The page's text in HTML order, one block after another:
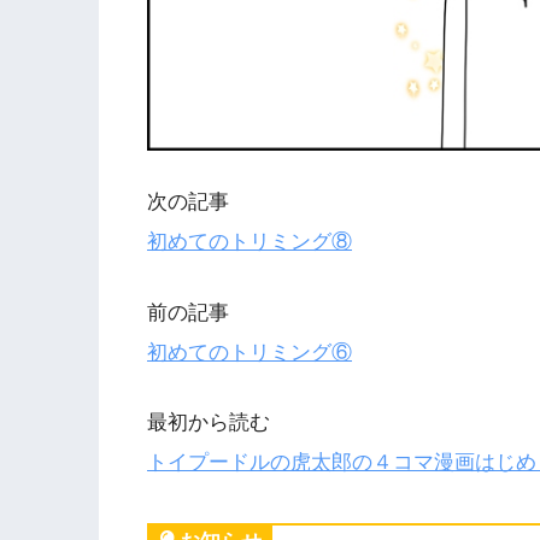
次の記事
初めてのトリミング⑧
前の記事
初めてのトリミング⑥
最初から読む
トイプードルの虎太郎の４コマ漫画はじ